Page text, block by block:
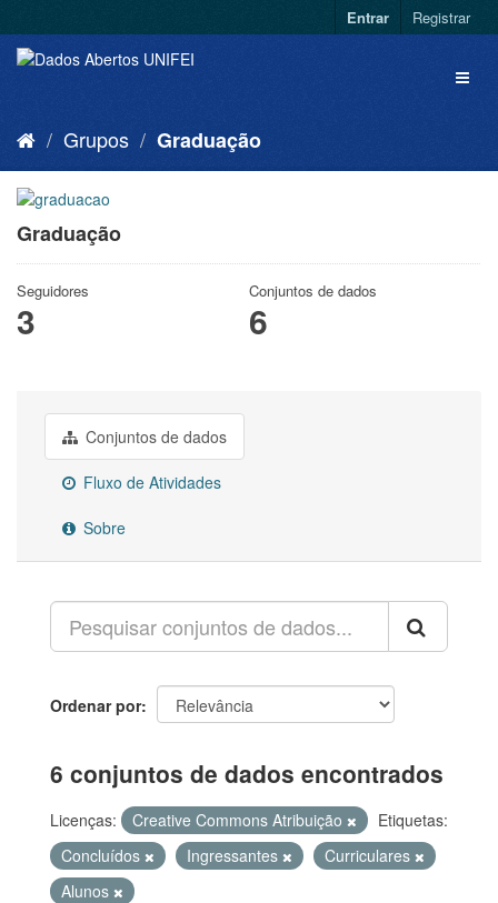
Entrar Registrar
Grupos Graduação
Graduação
Seguidores
3
Conjuntos de dados
6
Conjuntos de dados
Fluxo de Atividades
Sobre
Ordenar por
6 conjuntos de dados encontrados
Licenças: Creative Commons Atribuição
Etiquetas:
Concluídos
Ingressantes
Curriculares
Alunos